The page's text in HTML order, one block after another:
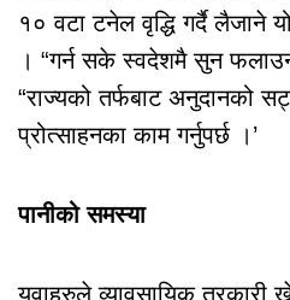
१० वटा टनेल वृद्धि गर्दै लैजाने
। “गर्न सके स्वदेशमै सुन
“राज्यको तर्फबाट अनुदानको
प्रोत्साहनका काम गर्नुपर्छ ।’
पानीको समस्या
युवाहरुले व्यावसायिक तरकारी